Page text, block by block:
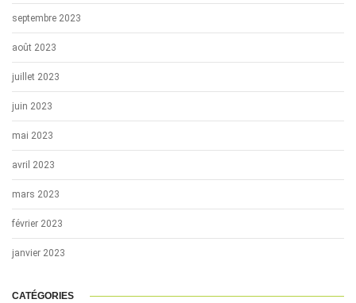
septembre 2023
août 2023
juillet 2023
juin 2023
mai 2023
avril 2023
mars 2023
février 2023
janvier 2023
CATÉGORIES